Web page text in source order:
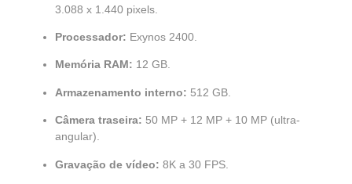
3.088 x 1.440 pixels.
Processador: Exynos 2400.
Memória RAM: 12 GB.
Armazenamento interno: 512 GB.
Câmera traseira: 50 MP + 12 MP + 10 MP (ultra-
angular).
Gravação de vídeo: 8K a 30 FPS.